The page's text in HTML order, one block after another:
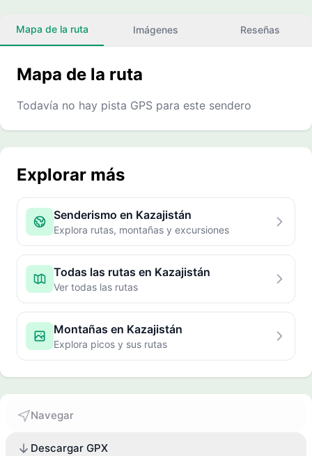
Mapa de la ruta Imágenes Reseñas
Mapa de la ruta
Todavía no hay pista GPS para este sendero
Explorar más
Senderismo en Kazajistán
Explora rutas, montañas y excursiones
Todas las rutas en Kazajistán
Ver todas las rutas
Montañas en Kazajistán
Explora picos y sus rutas
Navegar
Descargar GPX